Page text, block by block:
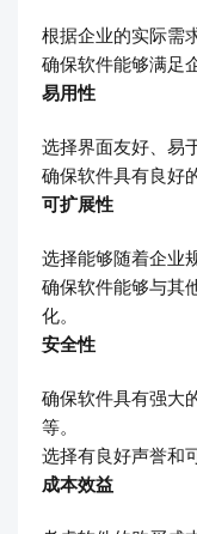
根据企业的实际需
确保软件能够满足
易用性
选择界面友好、易
确保软件具有良好
可扩展性
选择能够随着企业
确保软件能够与其
化。
安全性
确保软件具有强大
等。
选择有良好声誉和
成本效益